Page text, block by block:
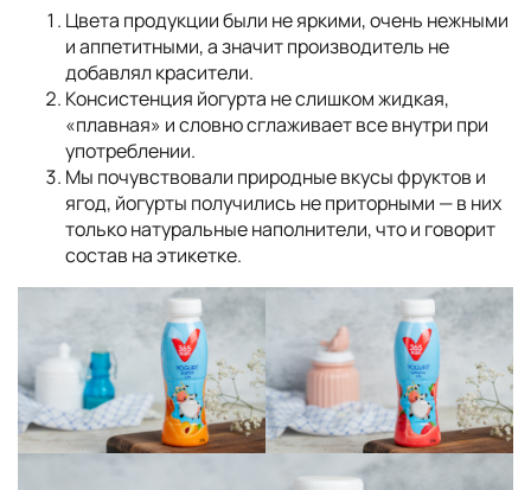
Цвета продукции были не яркими, очень нежными
и аппетитными, а значит производитель не
добавлял красители.
Консистенция йогурта не слишком жидкая,
«плавная» и словно сглаживает все внутри при
употреблении.
Мы почувствовали природные вкусы фруктов и
ягод, йогурты получились не приторными — в них
только натуральные наполнители, что и говорит
состав на этикетке.